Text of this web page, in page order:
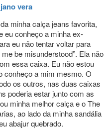
jano vera
minha calça jeans favorita,
eu conheço a minha ex-
eu não tentar voltar para
be misunderstood”. Ela não
essa caixa. Eu não estou
conheço a mim mesmo. O
os outros, nas duas caixas
poderia estar junto com as
minha melhor calça e o The
ao lado da minha sandália
abajur quebrado.